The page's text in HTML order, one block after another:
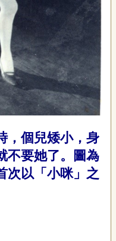
，個兒矮小，身
要她了。
圖為
次以「小咪」之